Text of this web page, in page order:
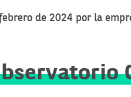
de 2024 por la